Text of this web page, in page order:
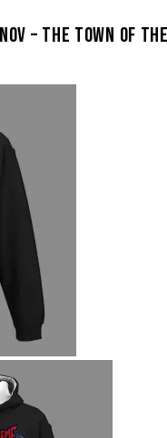
– The Town Of